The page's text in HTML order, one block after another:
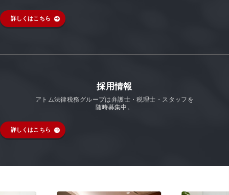
詳しくはこちら
採用情報
アトム法律税務グループは弁護士・税理士・スタッフを
随時募集中。
詳しくはこちら